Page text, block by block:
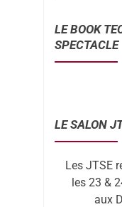
LE BOOK
SPECTACLE
LE SALON
Les JTSE
les 23 &
aux